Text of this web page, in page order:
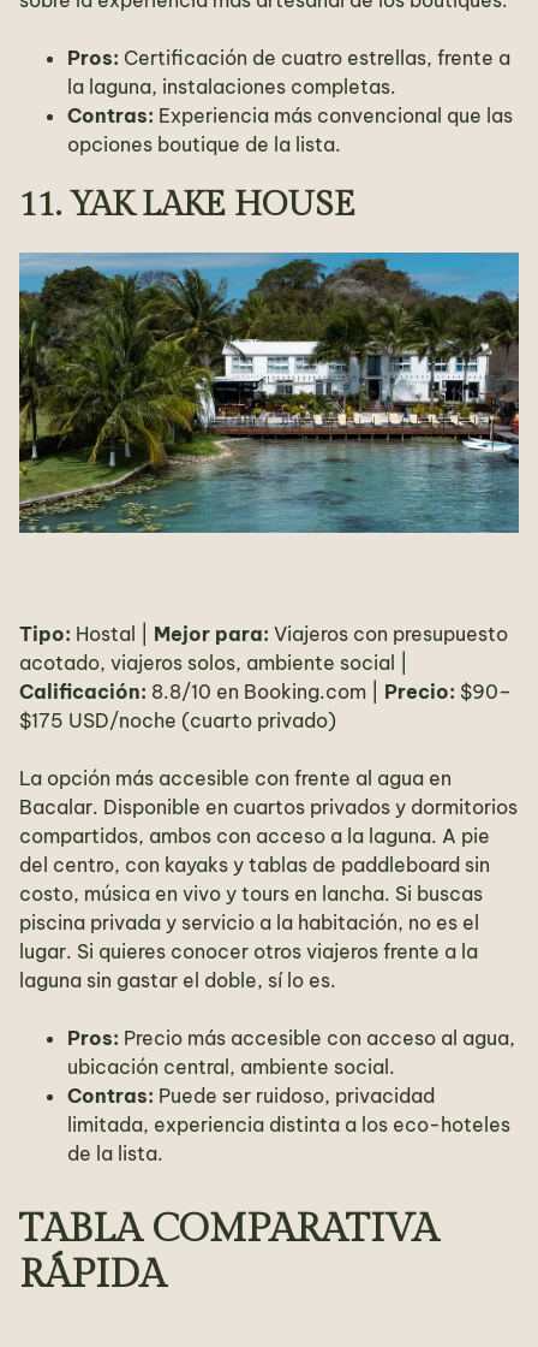
Pros: Certificación de cuatro estrellas, frente a
la laguna, instalaciones completas.
Contras: Experiencia más convencional que las
opciones boutique de la lista.
11. YAK LAKE HOUSE
Tipo: Hostal | Mejor para: Viajeros con presupuesto
acotado, viajeros solos, ambiente social |
Calificación: 8.8/10 en Booking.com | Precio: $90–
$175 USD/noche (cuarto privado)
La opción más accesible con frente al agua en
Bacalar. Disponible en cuartos privados y dormitorios
compartidos, ambos con acceso a la laguna. A pie
del centro, con kayaks y tablas de paddleboard sin
costo, música en vivo y tours en lancha. Si buscas
piscina privada y servicio a la habitación, no es el
lugar. Si quieres conocer otros viajeros frente a la
laguna sin gastar el doble, sí lo es.
Pros: Precio más accesible con acceso al agua,
ubicación central, ambiente social.
Contras: Puede ser ruidoso, privacidad
limitada, experiencia distinta a los eco-hoteles
de la lista.
TABLA COMPARATIVA
RÁPIDA